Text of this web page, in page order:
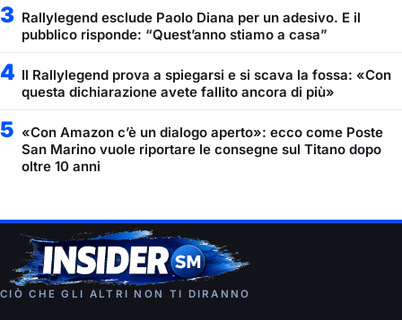
3 Rallylegend esclude Paolo Diana per un adesivo. E il
pubblico risponde: “Quest’anno stiamo a casa”
4 Il Rallylegend prova a spiegarsi e si scava la fossa: «Con
questa dichiarazione avete fallito ancora di più»
5 «Con Amazon c’è un dialogo aperto»: ecco come Poste
San Marino vuole riportare le consegne sul Titano dopo
oltre 10 anni
CIÒ CHE GLI ALTRI NON TI DIRANNO